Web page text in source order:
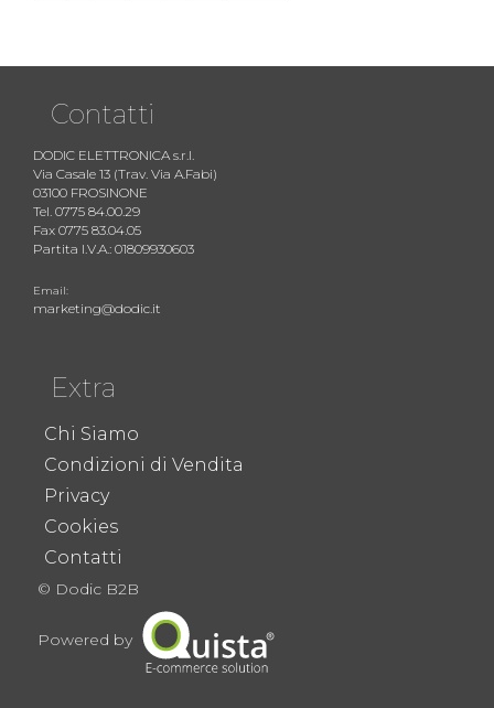
Contatti
DODIC ELETTRONICA s.r.l.
Via Casale 13 (Trav. Via A.Fabi)
03100 FROSINONE
Tel. 0775 84.00.29
Fax 0775 83.04.05
Partita I.V.A.: 01809930603
Email:
marketing@dodic.it
Extra
Chi Siamo
Condizioni di Vendita
Privacy
Cookies
Contatti
© Dodic B2B
Powered by